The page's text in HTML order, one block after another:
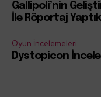
Gallipoli’nin
İle Röportaj
Oyun İncelemeleri
Dystopicon